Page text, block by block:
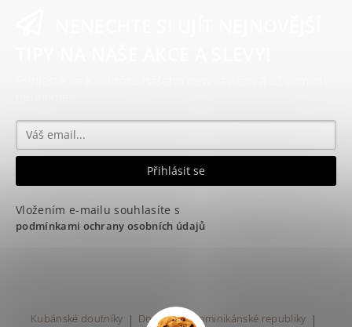
Vložením e-mailu souhlasíte s
podmínkami ochrany osobních údajů
Kubánské doutníky | Doutníky z Dominikánské republiky |